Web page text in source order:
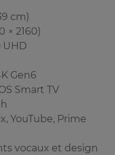
cm)
× 2160)
UHD
Gen6
Smart TV
YouTube, Prime
vocaux et design